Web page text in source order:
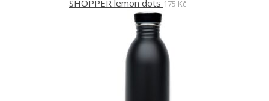
SHOPPER lemon dots 175 Kč